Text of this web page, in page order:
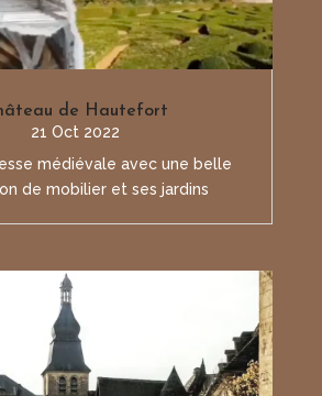
de Hautefort
21 Oct 2022
médiévale avec une belle
de mobilier et ses jardins